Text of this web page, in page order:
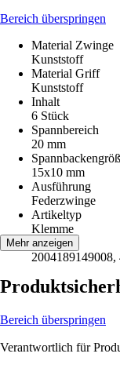
Bereich überspringen
Material Zwinge
Kunststoff
Material Griff
Kunststoff
Inhalt
6 Stück
Spannbereich
20 mm
15x10 mm
Ausführung
Federzwinge
Artikeltyp
Klemme
EAN
Mehr anzeigen
Bereich überspringen
Verantwortlich für